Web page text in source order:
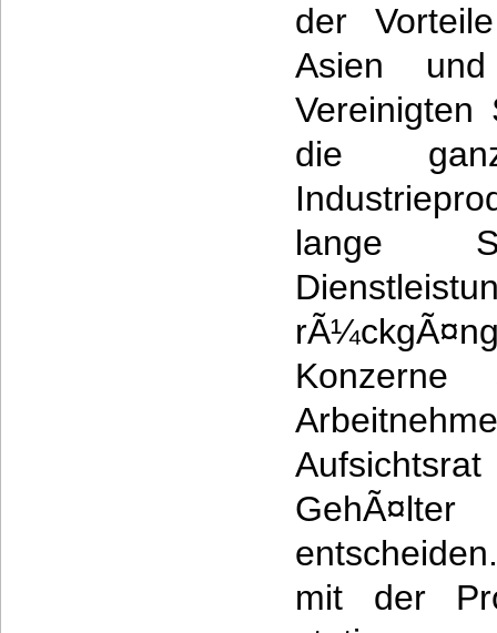
der
Asien
Vereinigten
die
lange
mit der